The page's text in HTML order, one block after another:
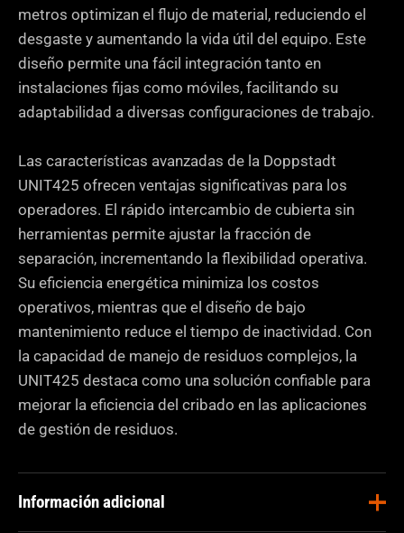
metros optimizan el flujo de material, reduciendo el
desgaste y aumentando la vida útil del equipo. Este
diseño permite una fácil integración tanto en
instalaciones fijas como móviles, facilitando su
adaptabilidad a diversas configuraciones de trabajo.
Las características avanzadas de la Doppstadt
UNIT425 ofrecen ventajas significativas para los
operadores. El rápido intercambio de cubierta sin
herramientas permite ajustar la fracción de
separación, incrementando la flexibilidad operativa.
Su eficiencia energética minimiza los costos
operativos, mientras que el diseño de bajo
mantenimiento reduce el tiempo de inactividad. Con
la capacidad de manejo de residuos complejos, la
UNIT425 destaca como una solución confiable para
mejorar la eficiencia del cribado en las aplicaciones
de gestión de residuos.
Información adicional